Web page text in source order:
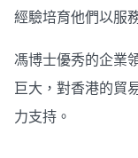
經驗培育他們以服
馮博士優秀的企業
巨大，對香港的貿
力支持。